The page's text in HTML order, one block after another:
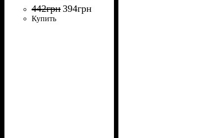
442грн 394грн
Купить